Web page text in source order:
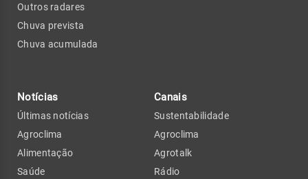
Outros radares
Chuva prevista
Chuva acumulada
Notícias
Últimas notícias
Agroclima
Alimentação
Saúde
Canais
Sustentabilidade
Agroclima
Agrotalk
Rádio